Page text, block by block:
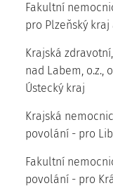
Fakultní
pro Plzeňský
Krajská
nad Labem, o.z.,
Ústecký kraj
Krajská
povolání - pro
Fakultní
povolání - pro